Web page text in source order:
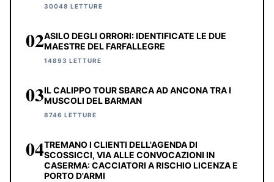
30048 LETTURE
02ASILO DEGLI ORRORI: IDENTIFICATE LE DUE
MAESTRE DEL FARFALLEGRE
14893 LETTURE
03IL CALIPPO TOUR SBARCA AD ANCONA TRA I
MUSCOLI DEL BARMAN
8746 LETTURE
04TREMANO I CLIENTI DELL'AGENDA DI
SCOSSICCI, VIA ALLE CONVOCAZIONI IN
CASERMA: CACCIATORI A RISCHIO LICENZA E
PORTO D'ARMI